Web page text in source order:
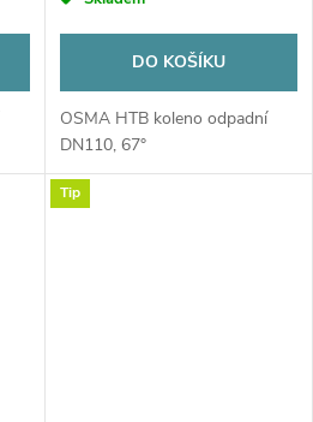
DO KOŠÍKU
OSMA HTB koleno odpadní
DN110, 67°
Tip